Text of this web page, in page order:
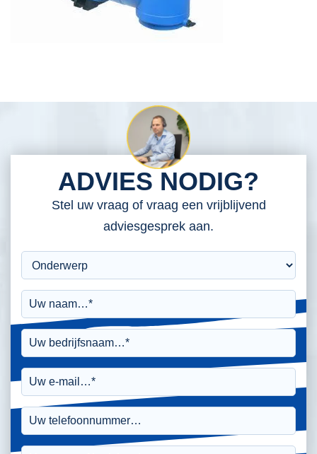
ADVIES NODIG?
Stel uw vraag of vraag een vrijblijvend
adviesgesprek aan.